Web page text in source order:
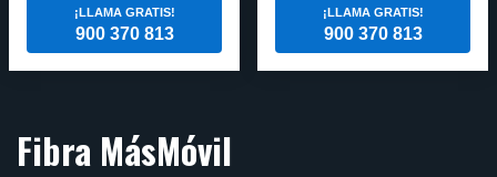
¡LLAMA GRATIS!
900 370 813
¡LLAMA GRATIS!
900 370 813
Fibra MásMóvil